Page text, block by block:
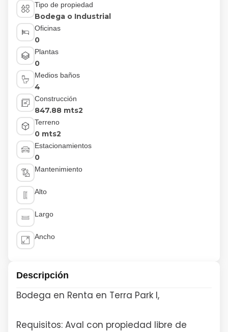
Tipo de propiedad
Bodega o Industrial
Oficinas
0
Plantas
0
Medios baños
4
Construcción
847.88 mts2
Terreno
0 mts2
Estacionamientos
0
Mantenimiento
Alto
Largo
Ancho
Descripción
Bodega en Renta en Terra Park I,
Requisitos: Aval con propiedad libre de